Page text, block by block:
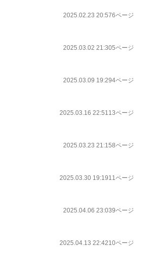
2025.02.23 20:576ページ
2025.03.02 21:305ページ
2025.03.09 19:294ページ
2025.03.16 22:5113ページ
2025.03.23 21:158ページ
2025.03.30 19:1911ページ
2025.04.06 23:039ページ
2025.04.13 22:4210ページ